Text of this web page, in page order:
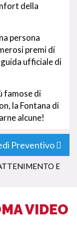
della
persona
premi di
ufficiale di
famose di
la Fontana di
alcune!
Preventivo
E
VIDEO